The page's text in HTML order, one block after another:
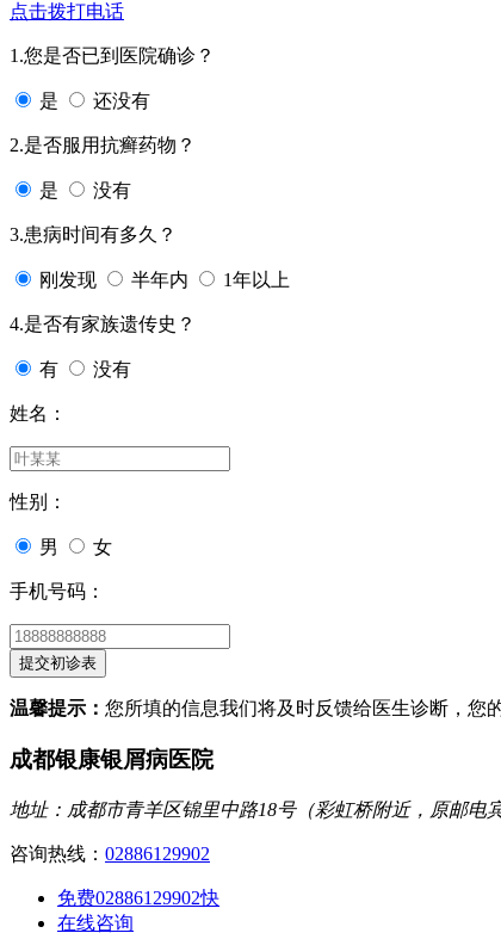
点击拨打电话
1.您是否已到医院确诊？
是 还没有
2.是否服用抗癣药物？
是 没有
3.患病时间有多久？
刚发现 半年内 1年以上
4.是否有家族遗传史？
有 没有
姓名：
性别：
男 女
手机号码：
温馨提示： 您所填的信息我们将及时反馈给医生诊断，您
成都银康银屑病医院
地址：成都市青羊区锦里中路18号（彩虹桥附近，原邮电宾
咨询热线： 02886129902
免费02886129902快
在线咨询